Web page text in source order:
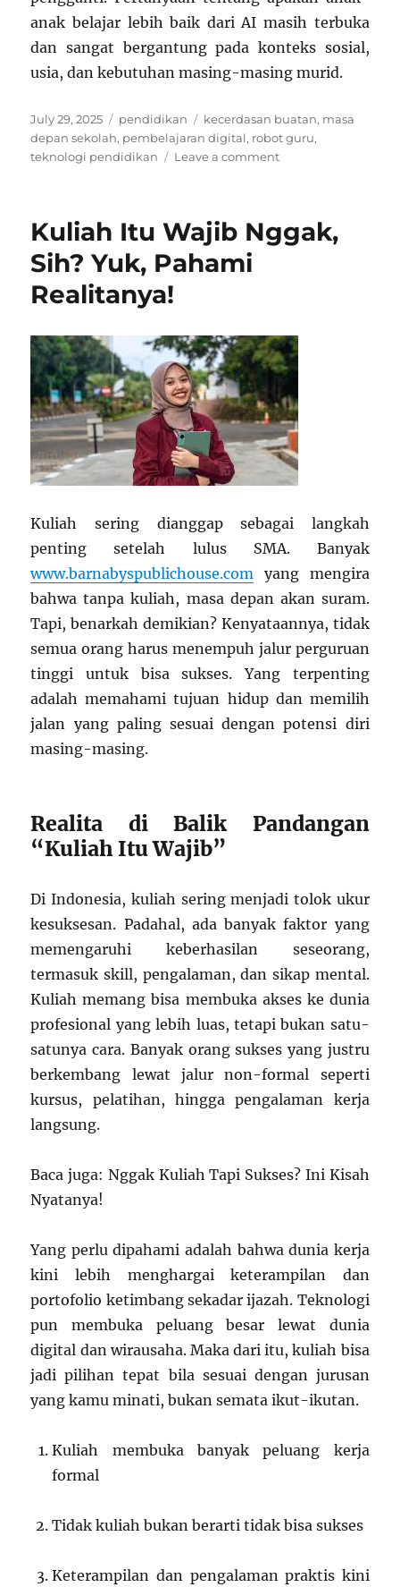
anak belajar lebih baik dari AI masih terbuka
dan sangat bergantung pada konteks sosial,
usia, dan kebutuhan masing-masing murid.
Posted
on
July 29, 2025 Categories
pendidikan Tags
kecerdasan buatan, masa
depan sekolah, pembelajaran digital, robot guru,
teknologi pendidikan
Leave a commenton
Apakah
Anak-
dari
AI?
Kuliah Itu Wajib Nggak,
Sih? Yuk, Pahami
Realitanya!
Kuliah sering dianggap sebagai langkah
penting setelah lulus SMA. Banyak
www.barnabyspublichouse.com yang mengira
bahwa tanpa kuliah, masa depan akan suram.
Tapi, benarkah demikian? Kenyataannya, tidak
semua orang harus menempuh jalur perguruan
tinggi untuk bisa sukses. Yang terpenting
adalah memahami tujuan hidup dan memilih
jalan yang paling sesuai dengan potensi diri
masing-masing.
Realita di Balik Pandangan
“Kuliah Itu Wajib”
Di Indonesia, kuliah sering menjadi tolok ukur
kesuksesan. Padahal, ada banyak faktor yang
memengaruhi keberhasilan seseorang,
termasuk skill, pengalaman, dan sikap mental.
Kuliah memang bisa membuka akses ke dunia
profesional yang lebih luas, tetapi bukan satu-
satunya cara. Banyak orang sukses yang justru
berkembang lewat jalur non-formal seperti
kursus, pelatihan, hingga pengalaman kerja
langsung.
Baca juga: Nggak Kuliah Tapi Sukses? Ini Kisah
Nyatanya!
Yang perlu dipahami adalah bahwa dunia kerja
kini lebih menghargai keterampilan dan
portofolio ketimbang sekadar ijazah. Teknologi
pun membuka peluang besar lewat dunia
digital dan wirausaha. Maka dari itu, kuliah bisa
jadi pilihan tepat bila sesuai dengan jurusan
yang kamu minati, bukan semata ikut-ikutan.
Kuliah membuka banyak peluang kerja
formal
Tidak kuliah bukan berarti tidak bisa sukses
Keterampilan dan pengalaman praktis kini